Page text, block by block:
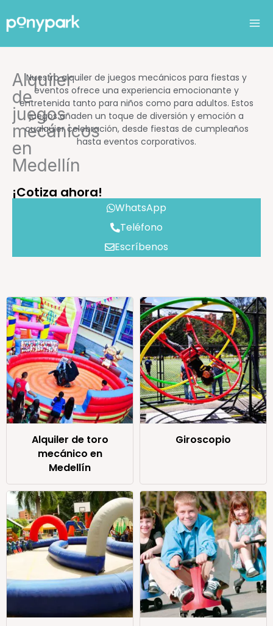
contenido
Alquiler
de
juegos
mecánicos
en
Medellín
Nuestro alquiler de juegos mecánicos para fiestas y
eventos ofrece una experiencia emocionante y
entretenida tanto para niños como para adultos. Estos
juegos añaden un toque de diversión y emoción a
cualquier celebración, desde fiestas de cumpleaños
hasta eventos corporativos.
¡Cotiza ahora!
WhatsApp
Teléfono
Escríbenos
Alquiler de toro
mecánico en
Medellín
Giroscopio